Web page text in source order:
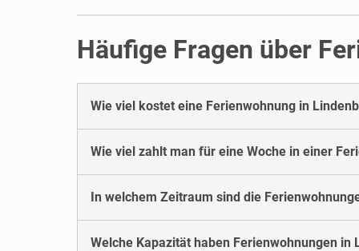
Häufige Fragen über
Wie viel kostet eine Ferienwohnung in
Wie viel zahlt man für eine Woche in einer
In welchem Zeitraum sind die
Welche Kapazität haben Ferienwohnungen in